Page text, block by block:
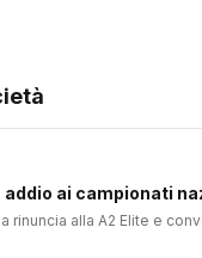
ai campionati
rinuncia alla A2 Elite e